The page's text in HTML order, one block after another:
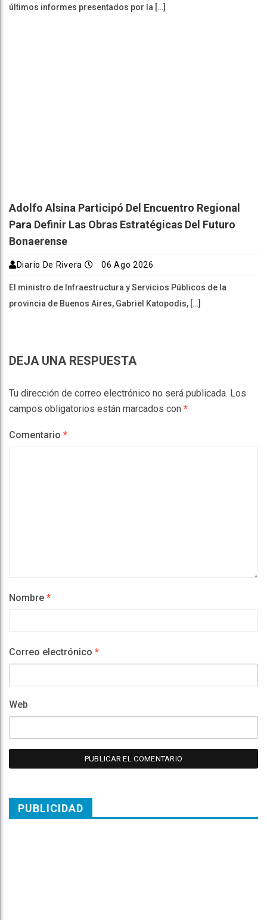
últimos informes presentados por la […]
Adolfo Alsina Participó Del Encuentro Regional
Para Definir Las Obras Estratégicas Del Futuro
Bonaerense
Diario De Rivera 06 Ago 2026
El ministro de Infraestructura y Servicios Públicos de la
provincia de Buenos Aires, Gabriel Katopodis, […]
DEJA UNA RESPUESTA
Tu dirección de correo electrónico no será publicada. Los
campos obligatorios están marcados con *
Comentario *
Nombre *
Correo electrónico *
Web
PUBLICIDAD